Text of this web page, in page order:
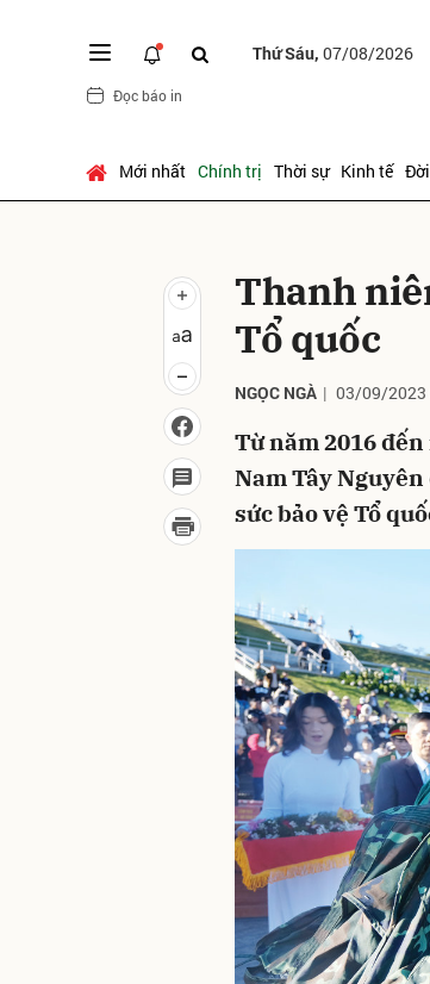
Thứ Sáu, 07/08/2026
Đọc báo in
Mới nhất Chính trị Thời sự Kinh tế
Thanh
Tổ quốc
NGỌC NGÀ 03/09/2023
Từ năm 2016
Nam Tây
sức bảo vệ Tổ